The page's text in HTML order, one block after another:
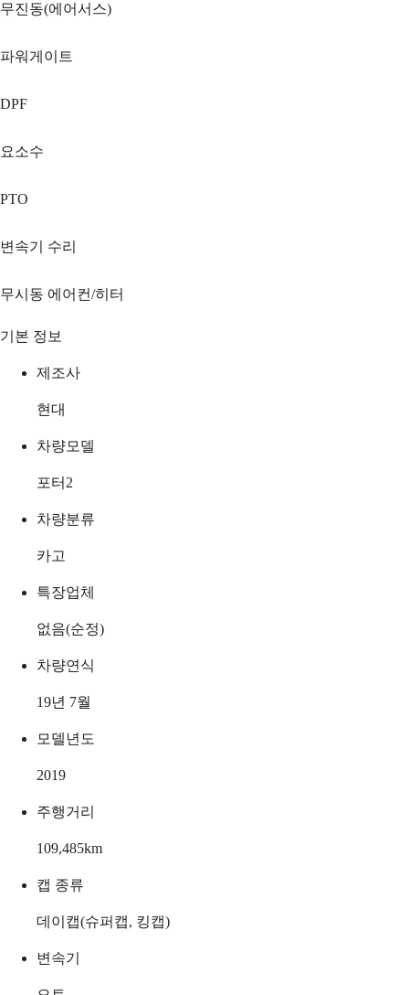
무진동(에어서스)
파워게이트
DPF
요소수
PTO
변속기 수리
무시동 에어컨/히터
기본 정보
제조사
현대
차량모델
포터2
차량분류
카고
특장업체
없음(순정)
차량연식
19년 7월
모델년도
2019
주행거리
109,485km
캡 종류
데이캡(슈퍼캡, 킹캡)
변속기